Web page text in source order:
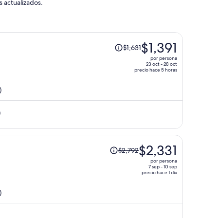
actualizados.
El
precio
ahora
$1,391
por
persona
$1,631$1,391
por persona
23 oct - 28 oct
precio hace 5 horas
El
precio
ahora
$2,792$2,331
por persona
7 sep - 10 sep
precio hace 1 día